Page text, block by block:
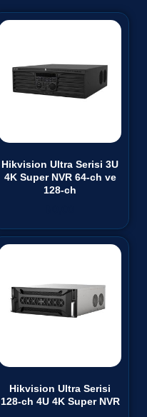
Hikvision Ultra Serisi 3U
4K Super NVR 64-ch ve
128-ch
Hikvision Ultra Serisi
128-ch 4U 4K Super NVR